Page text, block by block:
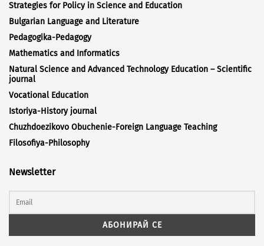
Strategies for Policy in Science and Education
Bulgarian Language and Literature
Pedagogika-Pedagogy
Mathematics and Informatics
Natural Science and Advanced Technology Education – Scientific
journal
Vocational Education
Istoriya-History journal
Chuzhdoezikovo Obuchenie-Foreign Language Teaching
Filosofiya-Philosophy
Newsletter